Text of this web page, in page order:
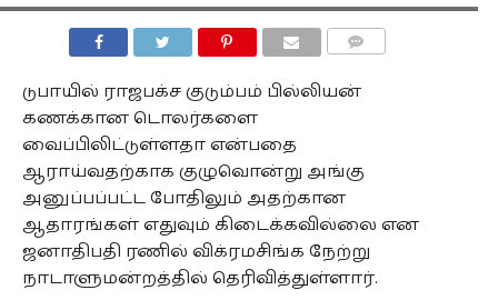
டுபாயில் ராஜபக்ச குடும்பம் பில்லியன்
கணக்கான டொலர்களை
வைப்பிலிட்டுள்ளதா என்பதை
ஆராய்வதற்காக குழுவொன்று அங்கு
அனுப்பப்பட்ட போதிலும் அதற்கான
ஆதாரங்கள் எதுவும் கிடைக்கவில்லை என
ஜனாதிபதி ரணில் விக்ரமசிங்க நேற்று
நாடாளுமன்றத்தில் தெரிவித்துள்ளார்.